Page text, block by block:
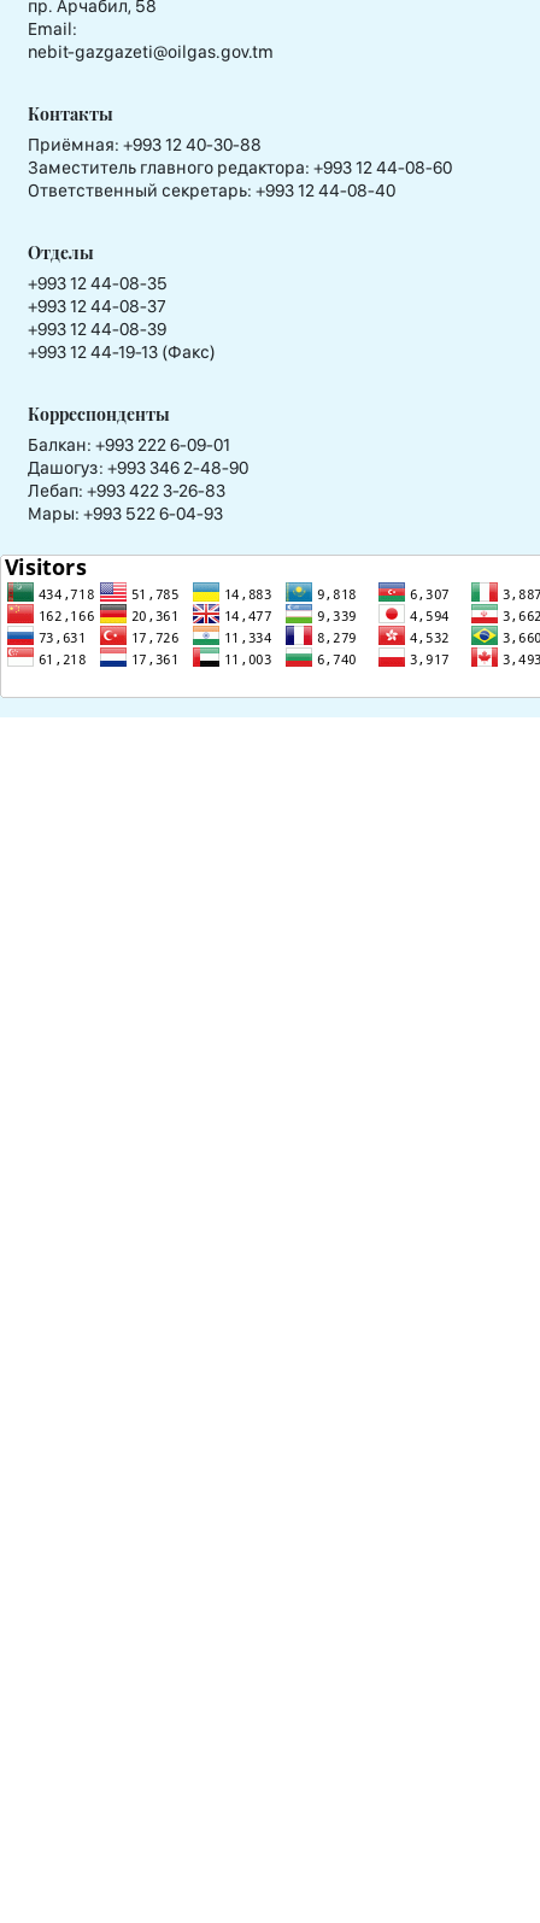
пр. Арчабил, 58
Email:
nebit-gazgazeti@oilgas.gov.tm
Контакты
Приёмная: +993 12 40-30-88
Заместитель главного редактора: +993 12 44-08-60
Ответственный секретарь: +993 12 44-08-40
Отделы
+993 12 44-08-35
+993 12 44-08-37
+993 12 44-08-39
+993 12 44-19-13 (Факс)
Корреспонденты
Балкан: +993 222 6-09-01
Дашогуз: +993 346 2-48-90
Лебап: +993 422 3-26-83
Мары: +993 522 6-04-93